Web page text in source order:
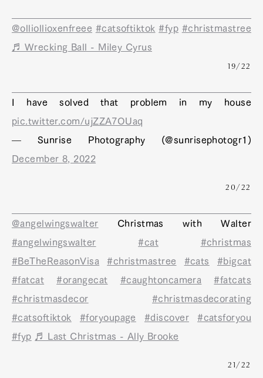
@olliollioxenfreee #catsoftiktok #fyp #christmastree
♬ Wrecking Ball - Miley Cyrus
19/22
I have solved that problem in my house
pic.twitter.com/ujZZA7OUaq
— Sunrise Photography (@sunrisephotogr1)
December 8, 2022
20/22
@angelwingswalter Christmas with Walter
#angelwingswalter
#cat
#christmas
#BeTheReasonVisa
#christmastree #cats
#bigcat
#fatcat
#orangecat #caughtoncamera
#fatcats
#christmasdecor
#christmasdecorating
#catsoftiktok
#foryoupage #discover
#catsforyou
#fyp ♬ Last Christmas - Ally Brooke
21/22